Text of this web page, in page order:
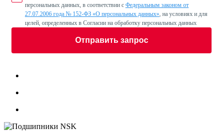
персональных данных, в соответствии с Федеральным законом от
27.07.2006 года № 152-ФЗ «О персональных данных», на условиях и для
целей, определенных в Согласии на обработку персональных данных
Отправить запрос